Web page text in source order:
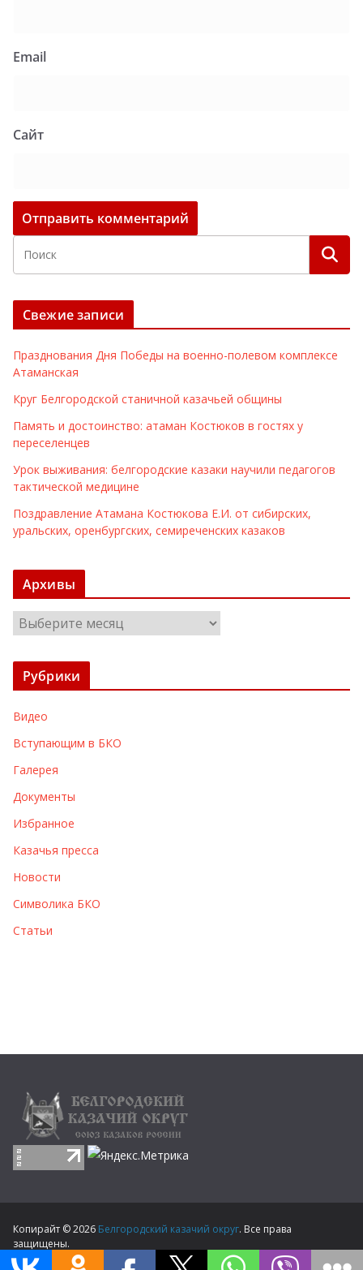
Email
Сайт
Свежие записи
Празднования Дня Победы на военно-полевом комплексе
Атаманская
Круг Белгородской станичной казачьей общины
Память и достоинство: атаман Костюков в гостях у
переселенцев
Урок выживания: белгородские казаки научили педагогов
тактической медицине
Поздравление Атамана Костюкова Е.И. от сибирских,
уральских, оренбургских, семиреченских казаков
Архивы
р
х
ы
Рубрики
Видео
Вступающим в БКО
Галерея
Документы
Избранное
Казачья пресса
Новости
Символика БКО
Статьи
Копирайт © 2026 Белгородский казачий округ. Все права
защищены.
Тема ColorMag от ThemeGrill. Создано на WordPress